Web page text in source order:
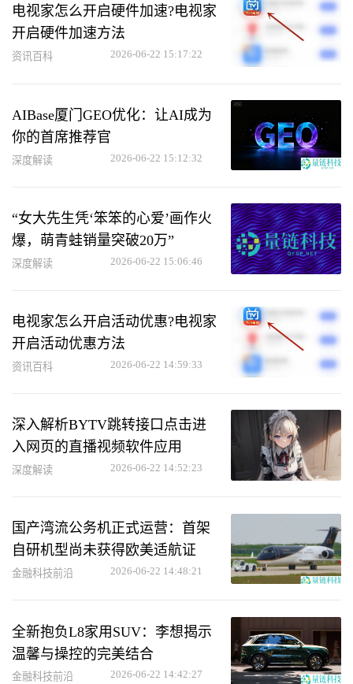
电视家怎么开启硬件加速?电视家
开启硬件加速方法
资讯百科 2026-06-22 15:17:22
AIBase厦门GEO优化：让AI成为
你的首席推荐官
深度解读 2026-06-22 15:12:32
“女大先生凭‘笨笨的心爱’画作火
爆，萌青蛙销量突破20万”
深度解读 2026-06-22 15:06:46
电视家怎么开启活动优惠?电视家
开启活动优惠方法
资讯百科 2026-06-22 14:59:33
深入解析BYTV跳转接口点击进
入网页的直播视频软件应用
深度解读 2026-06-22 14:52:23
国产湾流公务机正式运营：首架
自研机型尚未获得欧美适航证
金融科技前沿 2026-06-22 14:48:21
全新抱负L8家用SUV：李想揭示
温馨与操控的完美结合
金融科技前沿 2026-06-22 14:42:27